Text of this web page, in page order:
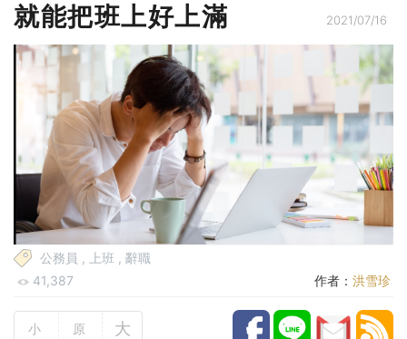
就能把班上好上滿
2021/07/16
公務員 , 上班 , 辭職
41,387
作者： 洪雪珍
小 原 大